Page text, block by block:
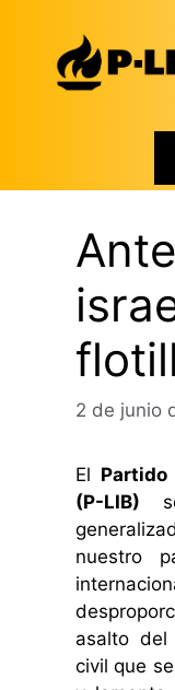
contenido
2 de junio
El
(P-LIB)
nuestro
asalto
civil que